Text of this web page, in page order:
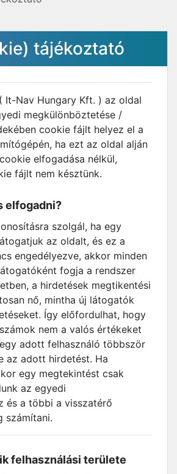
tájékoztató
It-Nav Hungary Kft. ) az oldal
megkülönböztetése /
cookie fájlt helyez el a
ha ezt az oldal alján
elfogadása nélkül,
fájlt nem késztünk.
elfogadni?
szolgál, ha egy
az oldalt, és ez a
engedélyezve, akkor minden
fogja a rendszer
a hirdetések megtikentési
nő, mintha új látogatók
Így előfordulhat, hogy
nem a valós értékeket
adott felhasználó többször
az adott hirdetést. Ha
egy megtekintést csak
az egyedi
és a többi a visszatérő
számítani.
felhasználási területe